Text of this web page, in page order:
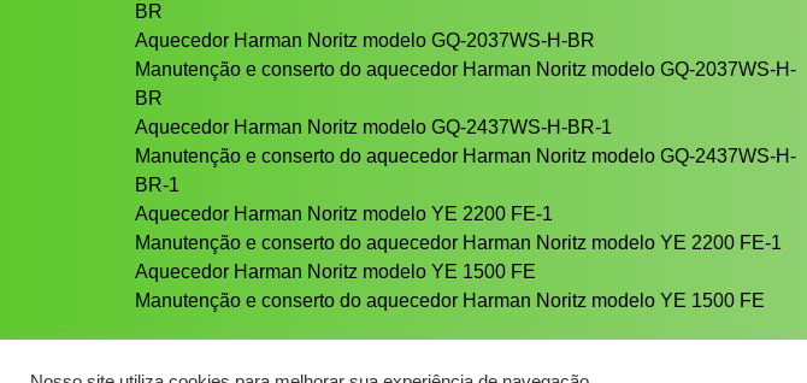
BR
Aquecedor Harman Noritz modelo GQ-2037WS-H-BR
Manutenção e conserto do aquecedor Harman Noritz modelo GQ-2037WS-H-
BR
Aquecedor Harman Noritz modelo GQ-2437WS-H-BR-1
Manutenção e conserto do aquecedor Harman Noritz modelo GQ-2437WS-H-
BR-1
Aquecedor Harman Noritz modelo YE 2200 FE-1
Manutenção e conserto do aquecedor Harman Noritz modelo YE 2200 FE-1
Aquecedor Harman Noritz modelo YE 1500 FE
Manutenção e conserto do aquecedor Harman Noritz modelo YE 1500 FE